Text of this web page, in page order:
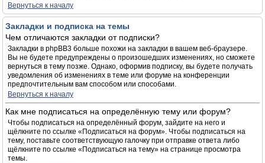
Вернуться к началу
Закладки и подписка на темы
Чем отличаются закладки от подписки?
Закладки в phpBB3 больше похожи на закладки в вашем веб-браузере.
Вы не будете предупреждены о произошедших изменениях, но сможете
вернуться в тему позже. Однако, оформив подписку, вы будете получать
уведомления об изменениях в теме или форуме на конференции
предпочтительным вам способом или способами.
Вернуться к началу
Как мне подписаться на определённую тему или форум?
Чтобы подписаться на определённый форум, зайдите на него и
щёлкните по ссылке «Подписаться на форум». Чтобы подписаться на
тему, поставьте соответствующую галочку при отправке ответа либо
щёлкните по ссылке «Подписаться на тему» на странице просмотра
темы.